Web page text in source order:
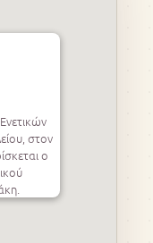
στον
ο